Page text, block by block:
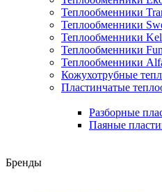
Теплообменники
Теплообменники
Теплообменники
Теплообменники
Теплообменники
Кожухотрубные
Пластинчатые
Разборные
Паяные
Бренды